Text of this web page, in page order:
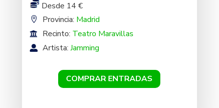
Desde 14 €
Provincia: Madrid
Recinto: Teatro Maravillas
Artista: Jamming
COMPRAR ENTRADAS